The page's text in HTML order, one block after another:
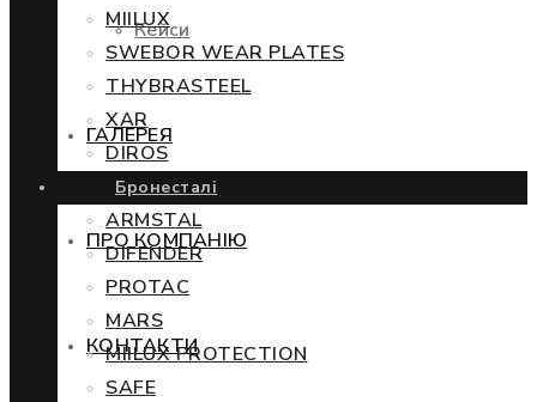
Кейси
ГАЛЕРЕЯ
ПРО КОМПАНІЮ
КОНТАКТИ
MIILUX
SWEBOR WEAR PLATES
THYBRASTEEL
XAR
DIROS
Бронесталі
ARMSTAL
DIFENDER
PROTAC
MARS
MIILUX PROTECTION
SAFE